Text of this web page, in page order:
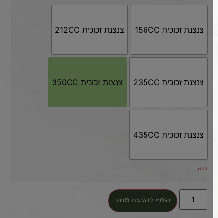
צנצנת זכוכית 156CC צנצנת זכוכית 212CC
צנצנת זכוכית 235CC צנצנת זכוכית 350CC
צנצנת זכוכית 435CC
נקה
הוסף להצעת מחיר